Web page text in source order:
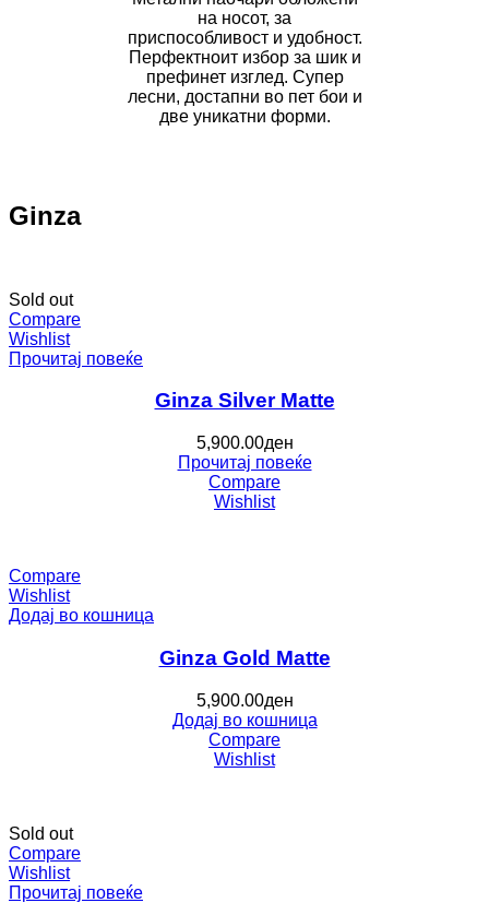
на носот, за
приспособливост и удобност.
Перфектноит избор за шик и
префинет изглед. Супер
лесни, достапни во пет бои и
две уникатни форми.
Ginza
Sold out
Compare
Wishlist
Прочитај повеќе
Ginza Silver Matte
5,900.00ден
Прочитај повеќе
Compare
Wishlist
Compare
Wishlist
Додај во кошница
Ginza Gold Matte
5,900.00ден
Додај во кошница
Compare
Wishlist
Sold out
Compare
Wishlist
Прочитај повеќе